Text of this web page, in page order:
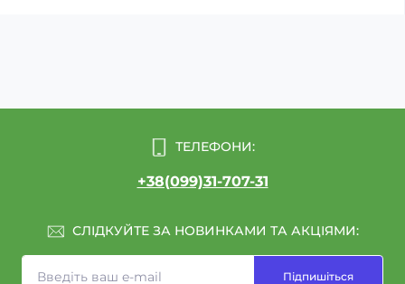
ТЕЛЕФОНИ:
+38(099)31-707-31
СЛІДКУЙТЕ ЗА НОВИНКАМИ ТА АКЦІЯМИ:
Підпишіться